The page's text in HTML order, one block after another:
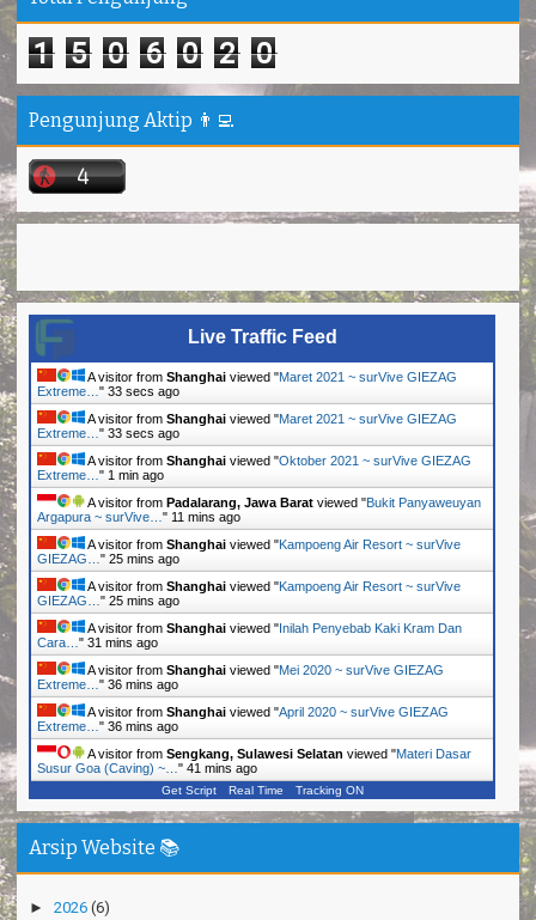
1 5 0 6 0 2 0
Pengunjung Aktip 👨‍💻
Live Traffic Feed
A visitor from Shanghai viewed "Maret 2021 ~ surVive GIEZAG
Extreme… " 34 secs ago
A visitor from Shanghai viewed "Maret 2021 ~ surVive GIEZAG
Extreme… " 34 secs ago
A visitor from Shanghai viewed "Oktober 2021 ~ surVive GIEZAG
Extreme… " 1 min ago
A visitor from Padalarang, Jawa Barat viewed "Bukit Panyaweuyan
Argapura ~ surVive… " 11 mins ago
A visitor from Shanghai viewed "Kampoeng Air Resort ~ surVive
GIEZAG… " 25 mins ago
A visitor from Shanghai viewed "Kampoeng Air Resort ~ surVive
GIEZAG… " 25 mins ago
A visitor from Shanghai viewed "Inilah Penyebab Kaki Kram Dan
Cara… " 31 mins ago
A visitor from Shanghai viewed "Mei 2020 ~ surVive GIEZAG
Extreme… " 36 mins ago
A visitor from Shanghai viewed "April 2020 ~ surVive GIEZAG
Extreme… " 36 mins ago
A visitor from Sengkang, Sulawesi Selatan viewed "Materi Dasar
Susur Goa (Caving) ~… " 41 mins ago
Get Script Real Time Tracking ON
Arsip Website 📚
► 2026 (6)